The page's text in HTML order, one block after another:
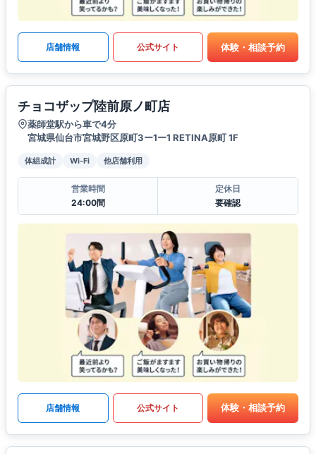
店舗情報 公式サイト 体験・相談予約
チョコザップ陸前原ノ町店
薬師堂駅から車で4分
宮城県仙台市宮城野区原町3ー1ー1 RETINA原町 1F
体組成計 Wi-Fi 他店舗利用
営業時間
24:00間
定休日
要確認
店舗情報 公式サイト 体験・相談予約